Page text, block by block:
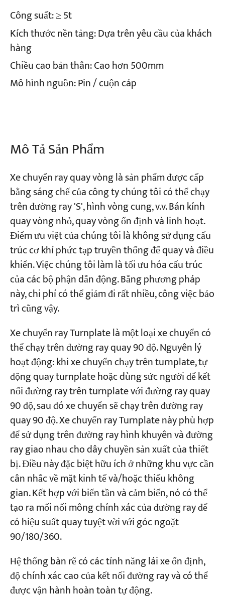
Blog
Tin tức
Các ứng dụng
Về chúng tôi
Liên hệ chúng tôi
Công suất: ≥ 5t
Kích thước nền tảng: Dựa trên yêu cầu của khách
hàng
Chiều cao bản thân: Cao hơn 500mm
Mô hình nguồn: Pin / cuộn cáp
Mô Tả Sản Phẩm
Xe chuyển ray quay vòng là sản phẩm được cấp
bằng sáng chế của công ty chúng tôi có thể chạy
trên đường ray 'S', hình vòng cung, v.v. Bán kính
quay vòng nhỏ, quay vòng ổn định và linh hoạt.
Điểm ưu việt của chúng tôi là không sử dụng cấu
trúc cơ khí phức tạp truyền thống để quay và điều
khiển. Việc chúng tôi làm là tối ưu hóa cấu trúc
của các bộ phận dẫn động. Bằng phương pháp
này, chi phí có thể giảm đi rất nhiều, công việc bảo
trì cũng vậy.
Xe chuyển ray Turnplate là một loại xe chuyển có
thể chạy trên đường ray quay 90 độ. Nguyên lý
hoạt động: khi xe chuyển chạy trên turnplate, tự
động quay turnplate hoặc dùng sức người để kết
nối đường ray trên turnplate với đường ray quay
90 độ, sau đó xe chuyển sẽ chạy trên đường ray
quay 90 độ. Xe chuyển ray Turnplate này phù hợp
để sử dụng trên đường ray hình khuyên và đường
ray giao nhau cho dây chuyền sản xuất của thiết
bị. Điều này đặc biệt hữu ích ở những khu vực cần
cân nhắc về mặt kinh tế và/hoặc thiếu không
gian. Kết hợp với biến tần và cảm biến, nó có thể
tạo ra mối nối mông chính xác của đường ray để
có hiệu suất quay tuyệt vời với góc ngoặt
90/180/360.
Hệ thống bàn rẽ có các tính năng lái xe ổn định,
độ chính xác cao của kết nối đường ray và có thể
được vận hành hoàn toàn tự động.